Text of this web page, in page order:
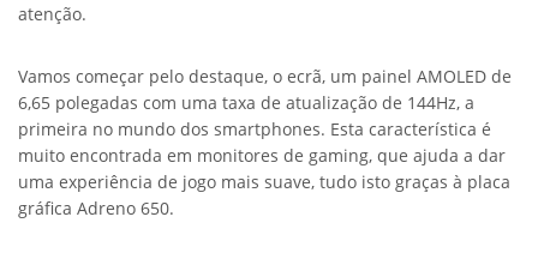
atenção.
Vamos começar pelo destaque, o ecrã, um painel AMOLED de
6,65 polegadas com uma taxa de atualização de 144Hz, a
primeira no mundo dos smartphones. Esta característica é
muito encontrada em monitores de gaming, que ajuda a dar
uma experiência de jogo mais suave, tudo isto graças à placa
gráfica Adreno 650.